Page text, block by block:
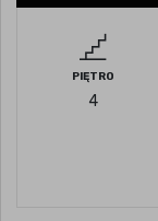
PIĘTRO
4